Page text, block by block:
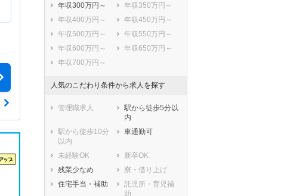
坂戸市
幸手市
鶴ヶ島市
日高市
吉川市
ふじみ野市
白岡市
北足立郡伊奈町
入間郡三芳町
比企郡川島町
比企郡吉見町
比企郡ときがわ
町
秩父郡横瀬町
秩父郡長瀞町
秩父郡小鹿野町
秩父郡東秩父村
児玉郡美里町
児玉郡神川町
児玉郡上里町
年収300万円～
年収350万円～
年収400万円～
年収450万円～
年収500万円～
年収550万円～
年収600万円～
年収650万円～
年収700万円～
人気のこだわり条件から求人を探す
管理職求人
駅から徒歩5分以
内
駅から徒歩10分
以内
車通勤可
未経験OK
新卒OK
残業少なめ
寮・借り上げ
住宅手当・補助
託児所・育児補
助